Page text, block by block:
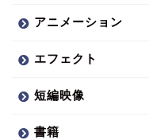
アニメーション
エフェクト
短編映像
書籍